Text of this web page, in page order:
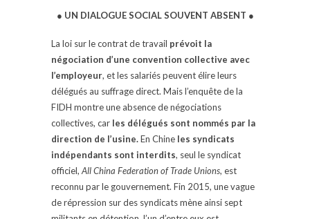
● UN DIALOGUE SOCIAL SOUVENT ABSENT ●
La loi sur le contrat de travail prévoit la
négociation d’une convention collective avec
l’employeur, et les salariés peuvent élire leurs
délégués au suffrage direct. Mais l’enquête de la
FIDH montre une absence de négociations
collectives, car les délégués sont nommés par la
direction de l’usine.En Chine les syndicats
indépendants sont interdits, seul le syndicat
officiel, All China Federation of Trade Unions, est
reconnu par le gouvernement. Fin 2015, une vague
de répression sur des syndicats mène ainsi sept